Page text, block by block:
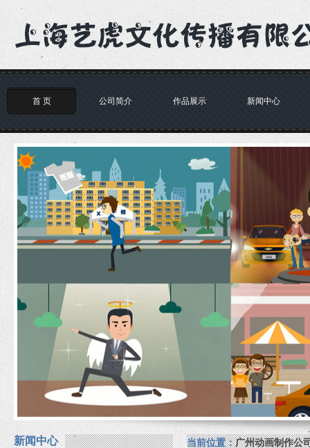
首 页 公司简介 作品展示 新闻中心
新闻中心 当前位置：广州动画制作公